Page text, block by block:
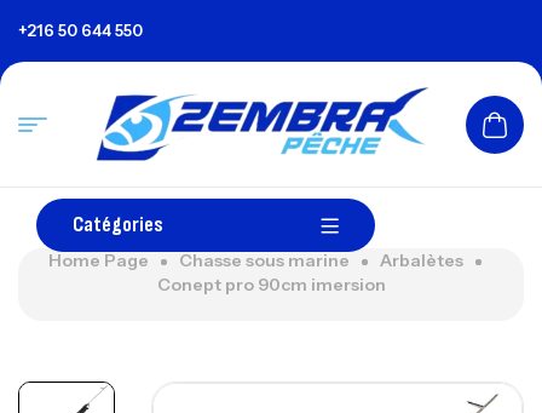
+216 50 644 550
Catégories
Home Page Chasse sous marine
Arbalètes
Conept pro 90cm imersion